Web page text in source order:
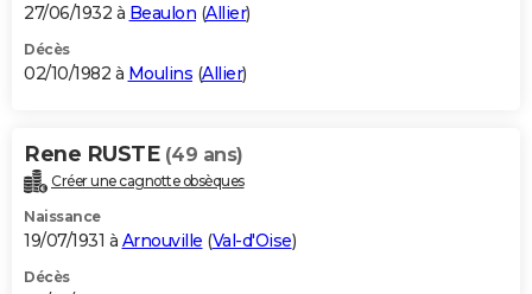
27/06/1932 à Beaulon (Allier)
Décès
02/10/1982 à Moulins (Allier)
Rene RUSTE (49 ans)
Créer une cagnotte obsèques
Naissance
19/07/1931 à Arnouville (Val-d'Oise)
Décès